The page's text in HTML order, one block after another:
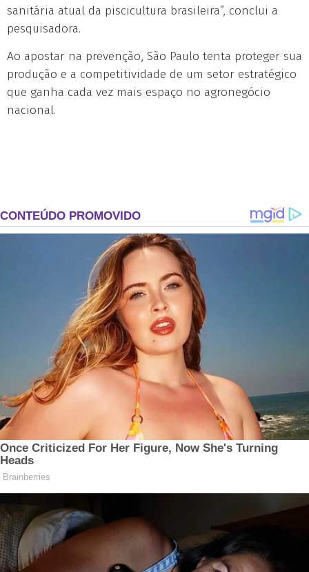
sanitária atual da piscicultura brasileira”, conclui a
pesquisadora.
Ao apostar na prevenção, São Paulo tenta proteger sua
produção e a competitividade de um setor estratégico
que ganha cada vez mais espaço no agronegócio
nacional.